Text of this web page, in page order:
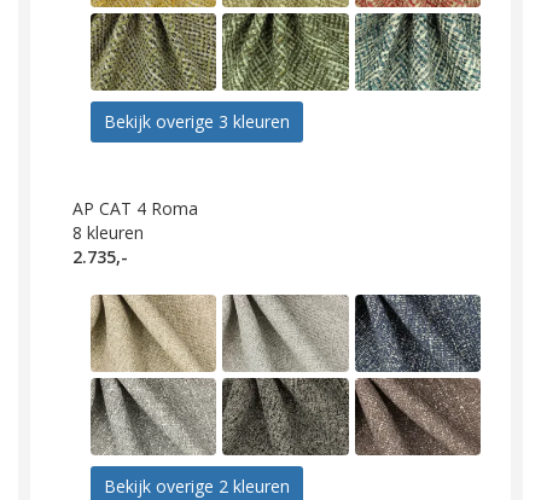
Bekijk overige 3 kleuren
AP CAT 4 Roma
8 kleuren
2.735,-
Bekijk overige 2 kleuren